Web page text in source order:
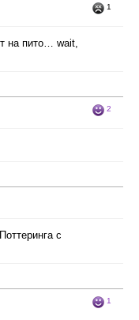
1
на пито… wait,
2
с
1